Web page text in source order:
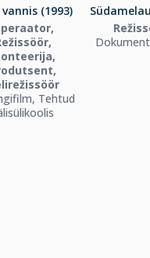
(1993)
Tehtud